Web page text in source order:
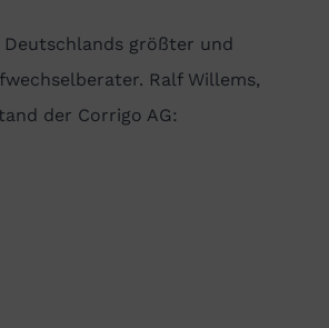
Deutschlands größter und
Ralf Willems,
der Corrigo AG: